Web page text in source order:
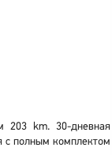
203 km. 30-дневная
с полным комплектом